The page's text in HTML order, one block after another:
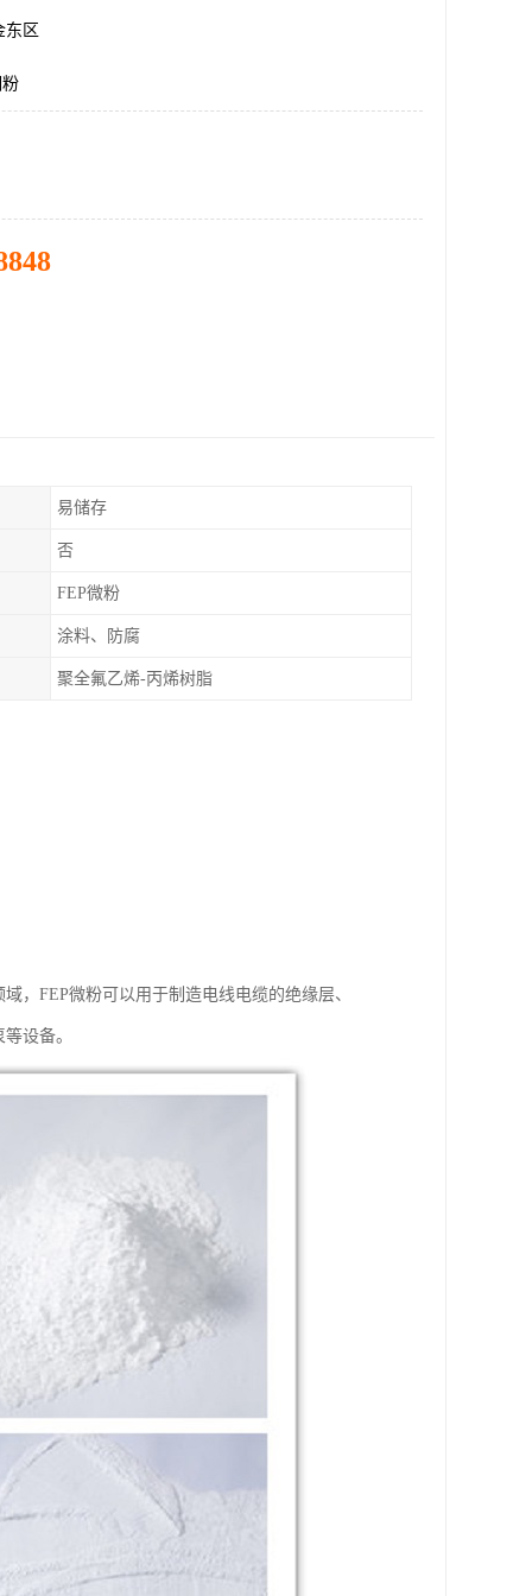
东区
易储存
否
FEP微粉
涂料、防腐
聚全氟乙烯-丙烯树脂
，FEP微粉可以用于制造电线电缆的绝缘层、
设备。